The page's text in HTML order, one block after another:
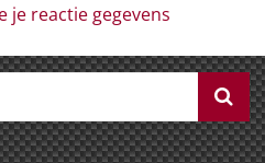
je reactie gegevens